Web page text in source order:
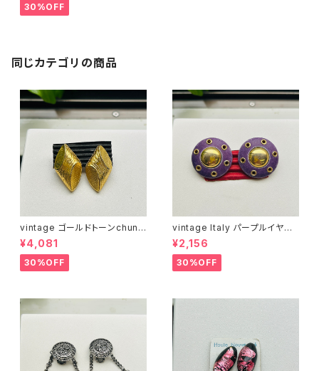
30%OFF
同じカテゴリの商品
vintage ゴールドトーンchunk
yブロックイヤリング
¥4,081
30%OFF
vintage Italy パープルイヤリ
ング
¥2,156
30%OFF